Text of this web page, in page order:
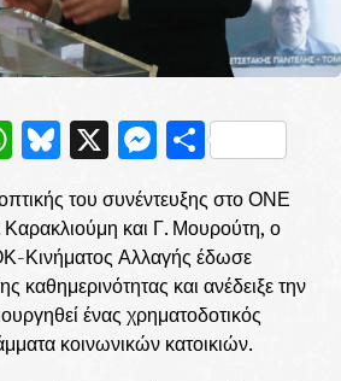
WhatsApp
Bluesky
X
του συνέντευξης στο ΟΝΕ
και Γ. Μουρούτη, ο
Κινήματος Αλλαγής έδωσε
καθημερινότητας και ανέδειξε την
ένας χρηματοδοτικός
κοινωνικών κατοικιών.